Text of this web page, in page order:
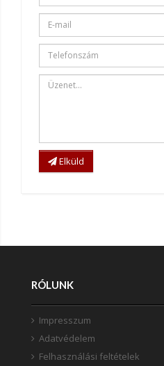
Elküld
RÓLUNK
Impresszum
Adatvédelem
Felhasználási feltételek